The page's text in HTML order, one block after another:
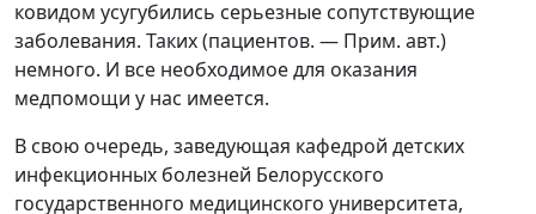
ковидом усугубились серьезные сопутствующие
заболевания. Таких (пациентов. — Прим. авт.)
немного. И все необходимое для оказания
медпомощи у нас имеется.
В свою очередь, заведующая кафедрой детских
инфекционных болезней Белорусского
государственного медицинского университета,